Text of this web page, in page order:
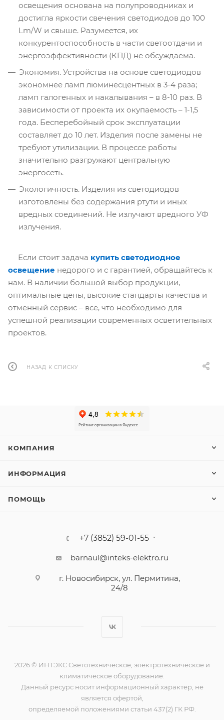
освещения основана на полупроводниках и
достигла яркости свечения светодиодов до 100
Lm/W и свыше. Разумеется, их
конкурентоспособность в части светоотдачи и
энергоэффективности (КПД) не обсуждаема.
Экономия. Устройства на основе светодиодов
экономнее ламп люминесцентных в 3-4 раза;
ламп галогенных и накалывания – в 8-10 раз. В
зависимости от проекта их окупаемость – 1-1,5
года. Бесперебойный срок эксплуатации
составляет до 10 лет. Изделия после замены не
требуют утилизации. В процессе работы
значительно разгружают центральную
энергосеть.
Экологичность. Изделия из светодиодов
изготовлены без содержания ртути и иных
вредных соединений. Не излучают вредного УФ
излучения.
Если стоит задача купить светодиодное
освещение недорого и с гарантией, обращайтесь к
нам. В наличии большой выбор продукции,
оптимальные цены, высокие стандарты качества и
отменный сервис – все, что необходимо для
успешной реализации современных осветительных
проектов.
НАЗАД К СПИСКУ
КОМПАНИЯ
ИНФОРМАЦИЯ
ПОМОЩЬ
+7 (3852) 59-01-55
barnaul@inteks-elektro.ru
г. Новосибирск, ул. Пермитина,
24/8
2026 © ИНТЭКС Светотехническое, электротехническое и
климатическое оборудование.
Данный ресурс носит информационный характер, не
является офертой,
определяемой положениями статьи 437(2) ГК РФ.